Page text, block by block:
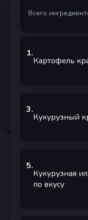
Всего
1.
Картофель
3.
Кукурузный
5.
Кукурузная
по вкусу